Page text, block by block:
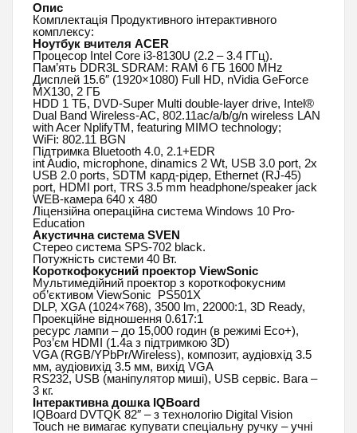
Опис
Комплектація Продуктивного інтерактивного
комплексу:
Ноутбук вчителя ACER
Процесор Intel Core i3-8130U (2.2 – 3.4 ГГц).
Пам’ять DDR3L SDRAM: RAM 6 ГБ 1600 MHz
Дисплей 15.6″ (1920×1080) Full HD, nVidia GeForce
MX130, 2 ГБ
HDD 1 ТБ, DVD-Super Multi double-layer drive, Intel®
Dual Band Wireless-AC, 802.11ac/a/b/g/n wireless LAN
with Acer NplifyTM, featuring MIMO technology;
WiFi: 802.11 BGN
Підтримка Bluetooth 4.0, 2.1+EDR
int Audio, microphone, dinamics 2 Wt, USB 3.0 port, 2х
USB 2.0 ports, SDTM кард-рідер, Ethernet (RJ-45)
port, HDMI port, TRS 3.5 mm headphone/speaker jack
WEB-камера 640 x 480
Ліцензійна операційна система Windows 10 Pro-
Education
Акустична система SVEN
Стерео система SPS-702 black.
Потужність системи 40 Вт.
Короткофокусний проектор ViewSonic
Мультимедійний проектор з короткофокусним
об’єктивом ViewSonic PS501X
DLP, XGA (1024×768), 3500 lm, 22000:1, 3D Ready,
Проекційне відношення 0.617:1
ресурс лампи – до 15,000 годин (в режимі Eco+),
Роз’єм HDMI (1.4a з підтримкою 3D)
VGA (RGB/YPbPr/Wireless), композит, аудіовхід 3.5
мм, аудіовихід 3.5 мм, вихід VGA
RS232, USB (маніпулятор миші), USB сервіс. Вага –
3 кг.
Інтерактивна дошка IQBoard
IQBoard DVTQK 82″ – з технологію Digital Vision
Touch не вимагає купувати спеціальну ручку – учні